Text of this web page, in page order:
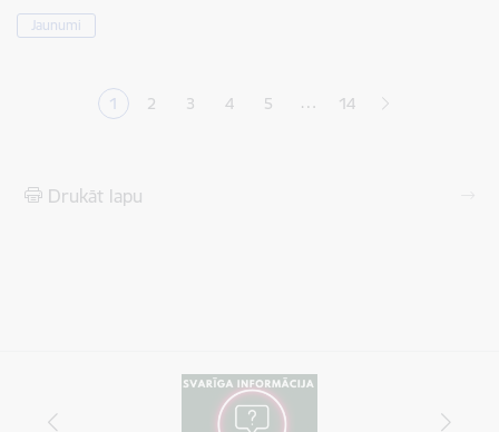
Jaunumi
Pašreizējā lapa
1 Lapa
2 Lapa
3 Lapa
4 Lapa
5 … 14
Drukāt lapu